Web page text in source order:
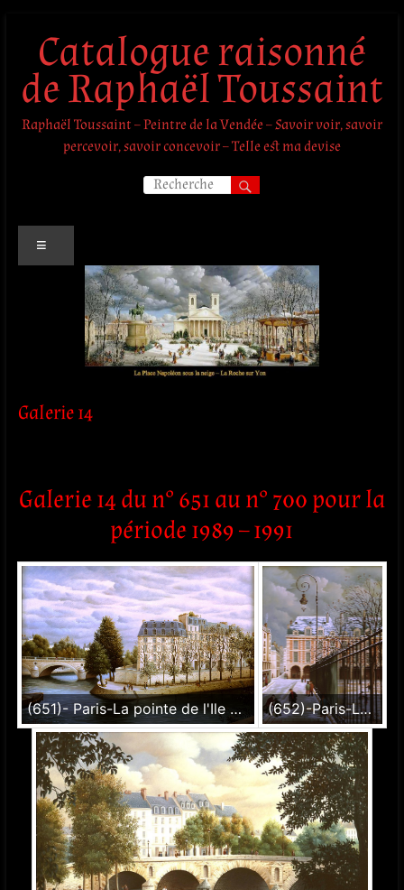
contenuCatalogue raisonné
de Raphaël Toussaint
Raphaël Toussaint – Peintre de la Vendée – Savoir voir, savoir
percevoir, savoir concevoir – Telle est ma devise
Galerie 14
Galerie 14 du n° 651 au n° 700 pour la
période 1989 – 1991
(651)- Paris-La pointe de l'Ile Saint Louis-1989-hsb 24x35 cm. (652)-Paris-La Place des Vosges-1989- hsb de 35x27 cm.